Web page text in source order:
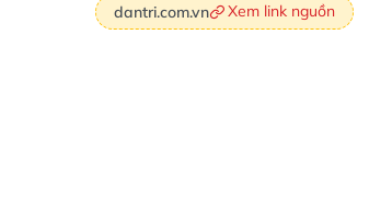
dantri.com.vn Xem link nguồn